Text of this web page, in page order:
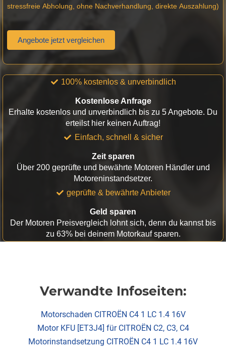
stressfreie Abholung, ohne Nachverhandlung, direkte Auszahlung)
Angebote jetzt vergleichen
100% kostenlos & unverbindlich
Kostenlose Anfrage
Erhalte kostenlos und unverbindlich bis zu 5 Angebote. Du
erteilst hier keinen Auftrag!
Einfach, schnell & sicher
Zeit sparen
Über 200 geprüfte und bewährte Motoren Händler und
Motoreninstandsetzer.
geprüfte & bewährte Anbieter
Geld sparen
Der Motoren Preisvergleich lohnt sich, denn du kannst bis
zu 63% bei deinem Motorkauf sparen.
Verwandte Infoseiten:
Motorschaden CITROËN C4 1 LC 1.4 16V
Motor KFU [ET3J4] für CITROËN C2, C3, C4
Motorinstandsetzung CITROËN C4 1 LC 1.4 16V